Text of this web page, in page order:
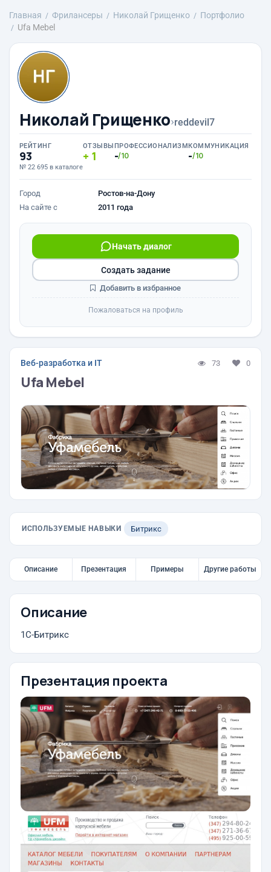
Главная Фрилансеры Николай Грищенко
Портфолио
Ufa Mebel
Николай Грищенко›reddevil7
РЕЙТИНГ
93
№ 22 695 в каталоге
ОТЗЫВЫ
1
ПРОФЕССИОНАЛИЗМ
-/10
КОММУНИКАЦИЯ
-/10
Город
Ростов-на-Дону
На сайте с
2011 года
Начать диалог
Создать задание
Добавить в избранное
Пожаловаться на профиль
Веб-разработка и IT 73 0
Ufa Mebel
ИСПОЛЬЗУЕМЫЕ НАВЫКИ Битрикс
Описание Презентация Примеры Другие работы
Описание
1С-Битрикс
Презентация проекта